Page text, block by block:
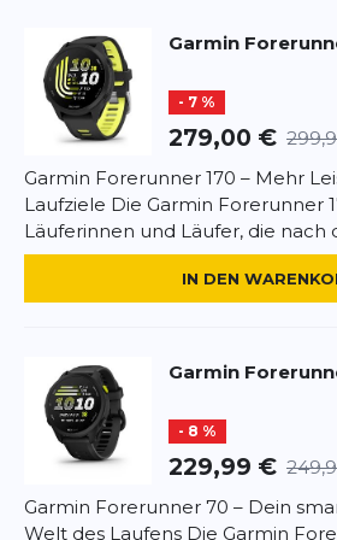
HIGHLIGHTS
Smarte Laufuhr mit AMOLED-
Tastenbedienung
Trainingseffekt zeigt dir den
Trainings
Garmin Coach und tägliche
Trainingsempfehlungen mit
speziell abgestimmt auf dein
Morning Report, Schlafanalyse
des Schlafs
Tracknavigation
Smarte Funktionen wie Garmin
Benachrichtigungen
Rezension
Rezension
*Pflichtfelder
Google.
Garmin
- 7 %
279,00 €
Garmin Forerunner 170 – Mehr
Laufziele Die Garmin Forerunner
Läuferinnen und Läufer, die nach
IN DEN
Garmin
- 8 %
229,99 €
Garmin Forerunner 70 – Dein
Welt des Laufens Die Garmin